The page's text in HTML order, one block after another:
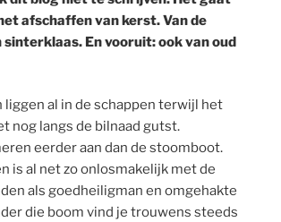
afschaffen van kerst. Van de
sinterklaas. En vooruit: ook van oud
liggen al in de schappen terwijl het
nog langs de bilnaad gutst.
eerder aan dan de stoomboot.
is al net zo onlosmakelijk met de
als goedheiligman en omgehakte
die boom vind je trouwens steeds